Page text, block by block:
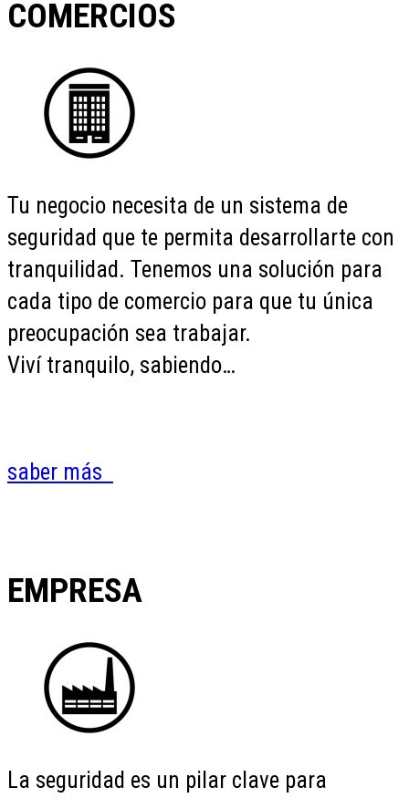
COMERCIOS
Tu negocio necesita de un sistema de
seguridad que te permita desarrollarte con
tranquilidad. Tenemos una solución para
cada tipo de comercio para que tu única
preocupación sea trabajar.
Viví tranquilo, sabiendo…
saber más
EMPRESA
La seguridad es un pilar clave para